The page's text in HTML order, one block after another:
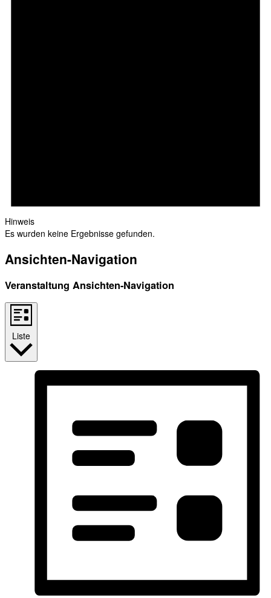
Hinweis
Es wurden keine Ergebnisse gefunden.
Ansichten-Navigation
Veranstaltung Ansichten-Navigation
Liste